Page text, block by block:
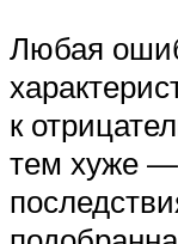
Любая
к
тем хуже —